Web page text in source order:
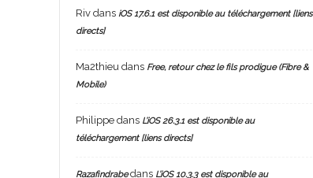
Rivdans iOS 17.6.1 est disponible au téléchargement [liens
directs]
Ma2thieu dans Free, retour chez le fils prodigue (Fibre &
Mobile)
Philippedans L’iOS 26.3.1 est disponible au
téléchargement [liens directs]
Razafindrabedans L’iOS 10.3.3 est disponible au